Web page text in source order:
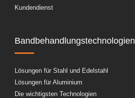
Kundendienst
Bandbehandlungstechnologien
Lösungen für Stahl und Edelstahl
Lösungen für Aluminium
Die wichtigsten Technologien